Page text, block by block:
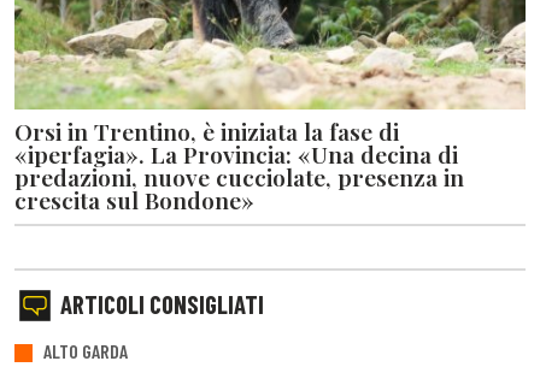
Orsi in Trentino, è iniziata la fase di
«iperfagia». La Provincia: «Una decina di
predazioni, nuove cucciolate, presenza in
crescita sul Bondone»
ARTICOLI CONSIGLIATI
ALTO GARDA